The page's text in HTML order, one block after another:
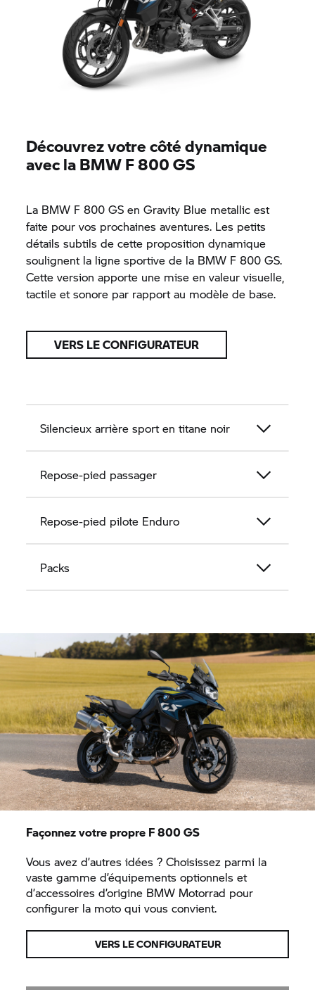
Découvrez votre côté dynamique
avec la BMWF 800 GS
La BMW F 800 GS en Gravity Blue metallic est
faite pour vos prochaines aventures. Les petits
détails subtils de cette proposition dynamique
soulignent la ligne sportive de la BMW F 800 GS.
Cette version apporte une mise en valeur visuelle,
tactile et sonore par rapport au modèle de base.
VERS LE CONFIGURATEUR
Silencieux arrière sport en titane noir
Repose-pied passager
Repose-pied pilote Enduro
Packs
Façonnez votre propre F 800 GS
Vous avez d’autres idées ? Choisissez parmi la
vaste gamme d’équipements optionnels et
d’accessoires d’origine BMW Motorrad pour
configurer la moto qui vous convient.
VERS LE CONFIGURATEUR